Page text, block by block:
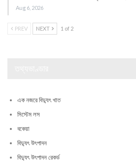
Aug 6, 2026
PREV NEXT 1 of 2
এক নজরে বিদ্যুৎ খাত
সিস্টেম লস
বকেয়া
বিদ্যুৎ উৎপাদন
বিদ্যুৎ উৎপাদন রেকর্ড